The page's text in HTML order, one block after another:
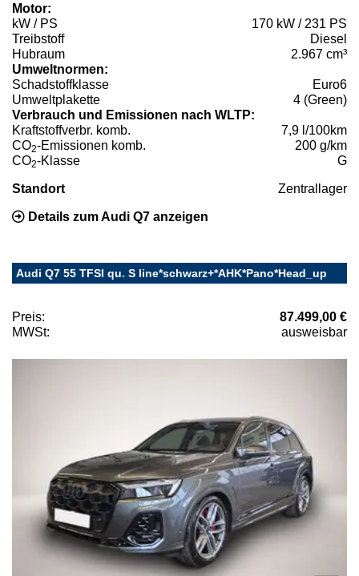
Motor:
kW / PS
170 kW / 231 PS
Treibstoff
Diesel
Hubraum
2.967 cm³
Umweltnormen:
Schadstoffklasse
Euro6
Umweltplakette
4 (Green)
Verbrauch und Emissionen nach WLTP:
Kraftstoffverbr. komb.
7,9 l/100km
CO2-Emissionen komb.
200 g/km
CO2-Klasse G
Standort Zentrallager
Details zum Audi Q7 anzeigen
Audi Q7 55 TFSI qu. S line*schwarz+*AHK*Pano*Head_up
Preis:
87.499,00 €
MWSt:
ausweisbar